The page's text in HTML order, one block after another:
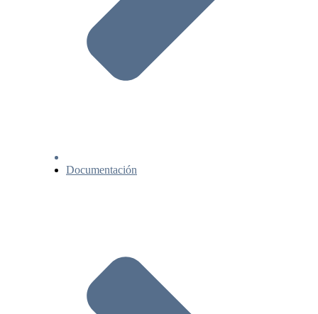
Documentación